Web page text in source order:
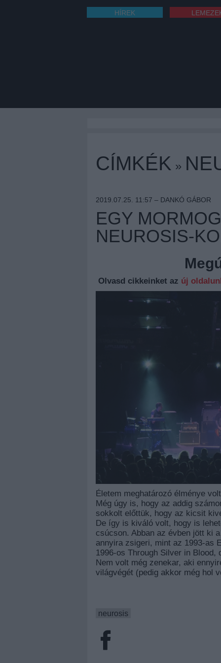
HÍREK
CÍMKÉK »
2019.07.25. 11:57 – DANKÓ GÁBOR
EGY
NEUROSIS-
Olvasd cikkeinket az új
Életem meghatározó élménye
Még úgy is, hogy az addig
sokkolt előttük, hogy az kicsit
De így is kiváló volt, hogy is
csúcson. Abban az évben jött ki
annyira zsigeri, mint az 1993-as
1996-os Through Silver in
Nem volt még zenekar, aki
világvégét (pedig akkor még hol
neurosis